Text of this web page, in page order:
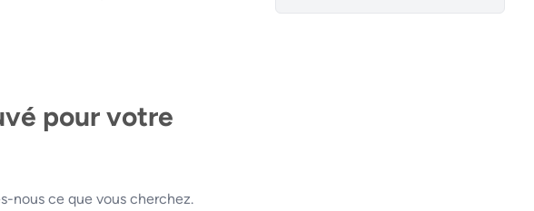
pour votre
nous ce que vous cherchez.